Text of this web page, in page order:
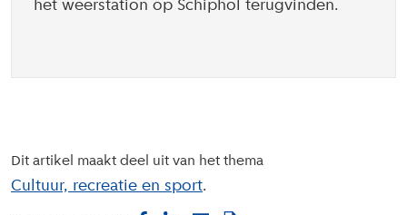
het weerstation op Schiphol terugvinden.
Dit artikel maakt deel uit van het thema
Cultuur, recreatie en sport